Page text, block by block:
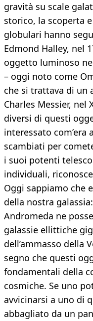
gravità su scale
storico, la scoperta
globulari hanno
Edmond Halley, nel
oggetto luminoso
– oggi noto come
che si trattava di un
Charles Messier, nel
diversi di questi
interessato com’era
scambiati per
i suoi potenti
individuali,
Oggi sappiamo che
della nostra
Andromeda ne
galassie ellittiche
dell’ammasso della
segno che questi
fondamentali della
cosmiche. Se uno
avvicinarsi a uno di
abbagliato da un